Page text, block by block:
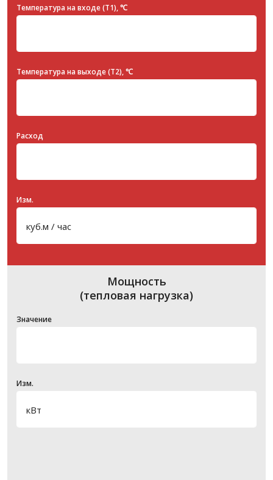
Температура на входе (T1), ℃
Температура на выходе (T2), ℃
Расход
Изм.
Мощность
(тепловая нагрузка)
Значение
Изм.